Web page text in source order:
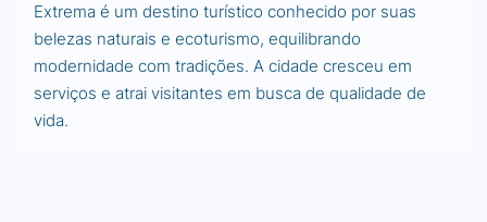
Extrema é um destino turístico conhecido por suas
belezas naturais e ecoturismo, equilibrando
modernidade com tradições. A cidade cresceu em
serviços e atrai visitantes em busca de qualidade de
vida.